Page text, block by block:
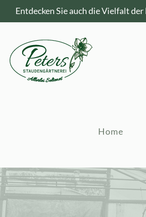
Entdecken Sie auch die Vielfalt
Home